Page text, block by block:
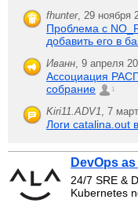
fhunter, 29 ноября
Проблема с
добавить его в
Иванн, 9 апреля
Ассоциация
собрание
1
Kiri11.ADV1, 7
Логи catalina.out
DevOps
24/7 SRE &
Kubernetes